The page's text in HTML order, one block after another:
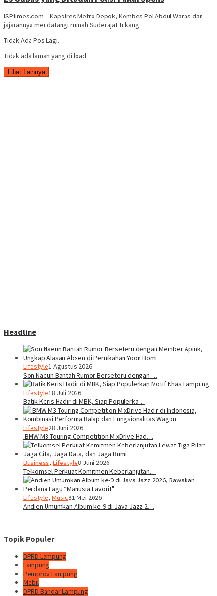
ISPtimes.com – Kapolres Metro Depok, Kombes Pol Abdul Waras dan
jajarannya mendatangi rumah Suderajat tukang
Tidak Ada Pos Lagi.
Tidak ada laman yang di load.
Lihat Lainnya
Headline
Lifestyle1 Agustus 2026
Son Naeun Bantah Rumor Berseteru dengan …
Lifestyle18 Juli 2026
Batik Keris Hadir di MBK, Siap Populerka…
Lifestyle28 Juni 2026
BMW M3 Touring Competition M xDrive Had…
Business, Lifestyle8 Juni 2026
Telkomsel Perkuat Komitmen Keberlanjutan…
Lifestyle, Music31 Mei 2026
Andien Umumkan Album ke-9 di Java Jazz 2…
Topik Populer
DPRD Lampung
Lampung
Pemprov Lampung
Mobil
DPRD Bandar Lampung